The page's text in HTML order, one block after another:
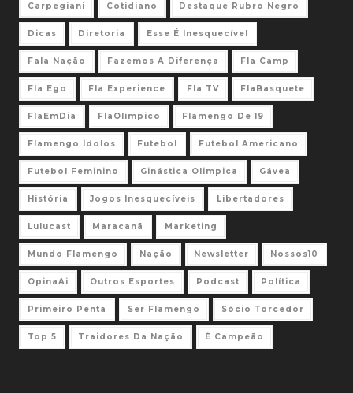
Carpegiani Cotidiano Destaque Rubro Negro
Dicas Diretoria Esse É Inesquecível
Fala Nação Fazemos A Diferença Fla Camp
Fla Ego Fla Experience Fla TV FlaBasquete
FlaEmDia FlaOlímpico Flamengo De 19
Flamengo Ídolos Futebol Futebol Americano
Futebol Feminino Ginástica Olimpica Gávea
História Jogos Inesquecíveis Libertadores
Lulucast Maracanã Marketing
Mundo Flamengo Nação Newsletter Nossos10
OpinaAi Outros Esportes Podcast Política
Primeiro Penta Ser Flamengo Sócio Torcedor
Top 5 Traidores Da Nação É Campeão